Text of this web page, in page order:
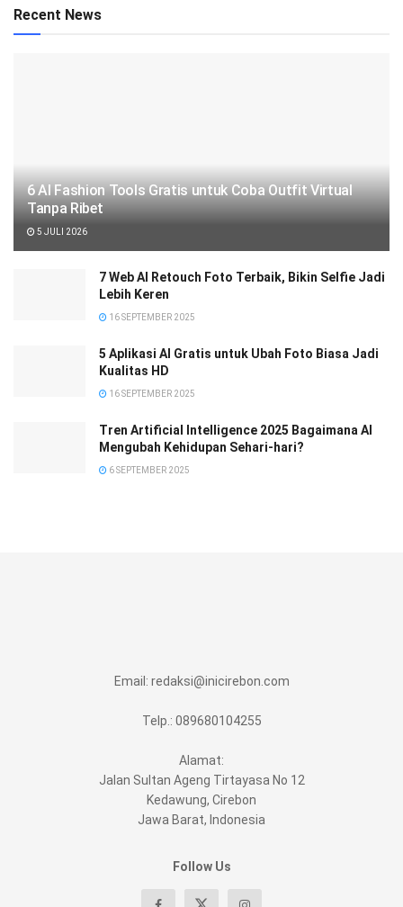
Recent News
6 AI Fashion Tools Gratis untuk Coba Outfit Virtual
Tanpa Ribet
5 JULI 2026
7 Web AI Retouch Foto Terbaik, Bikin Selfie Jadi
Lebih Keren
16 SEPTEMBER 2025
5 Aplikasi AI Gratis untuk Ubah Foto Biasa Jadi
Kualitas HD
16 SEPTEMBER 2025
Tren Artificial Intelligence 2025 Bagaimana AI
Mengubah Kehidupan Sehari-hari?
6 SEPTEMBER 2025
Email: redaksi@inicirebon.com
Telp.: 089680104255
Alamat:
Jalan Sultan Ageng Tirtayasa No 12
Kedawung, Cirebon
Jawa Barat, Indonesia
Follow Us